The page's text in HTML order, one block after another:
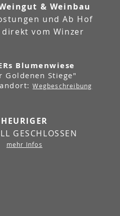
& Weinbau
und Ab Hof
vom Winzer
Blumenwiese
Goldenen Stiege"
Wegbeschreibung
HEURIGER
GESCHLOSSEN
mehr Infos